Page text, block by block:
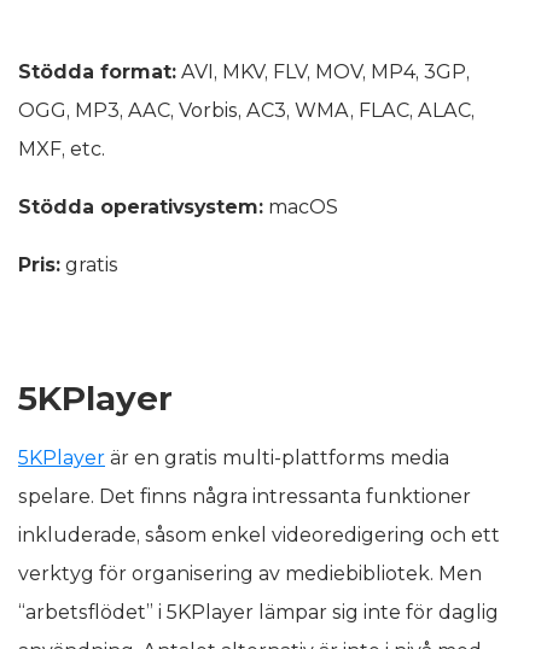
Stödda format: AVI, MKV, FLV, MOV, MP4, 3GP,
OGG, MP3, AAC, Vorbis, AC3, WMA, FLAC, ALAC,
MXF, etc.
Stödda operativsystem: macOS
Pris: gratis
5KPlayer
5KPlayer är en gratis multi-plattforms media
spelare. Det finns några intressanta funktioner
inkluderade, såsom enkel videoredigering och ett
verktyg för organisering av mediebibliotek. Men
“arbetsflödet” i 5KPlayer lämpar sig inte för daglig